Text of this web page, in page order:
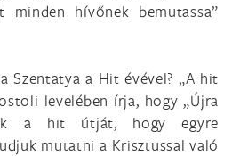
minden hívőnek bemutassa”
Szentatya a Hit évével? „A hit
levelében írja, hogy „Újra
a hit útját, hogy egyre
mutatni a Krisztussal való